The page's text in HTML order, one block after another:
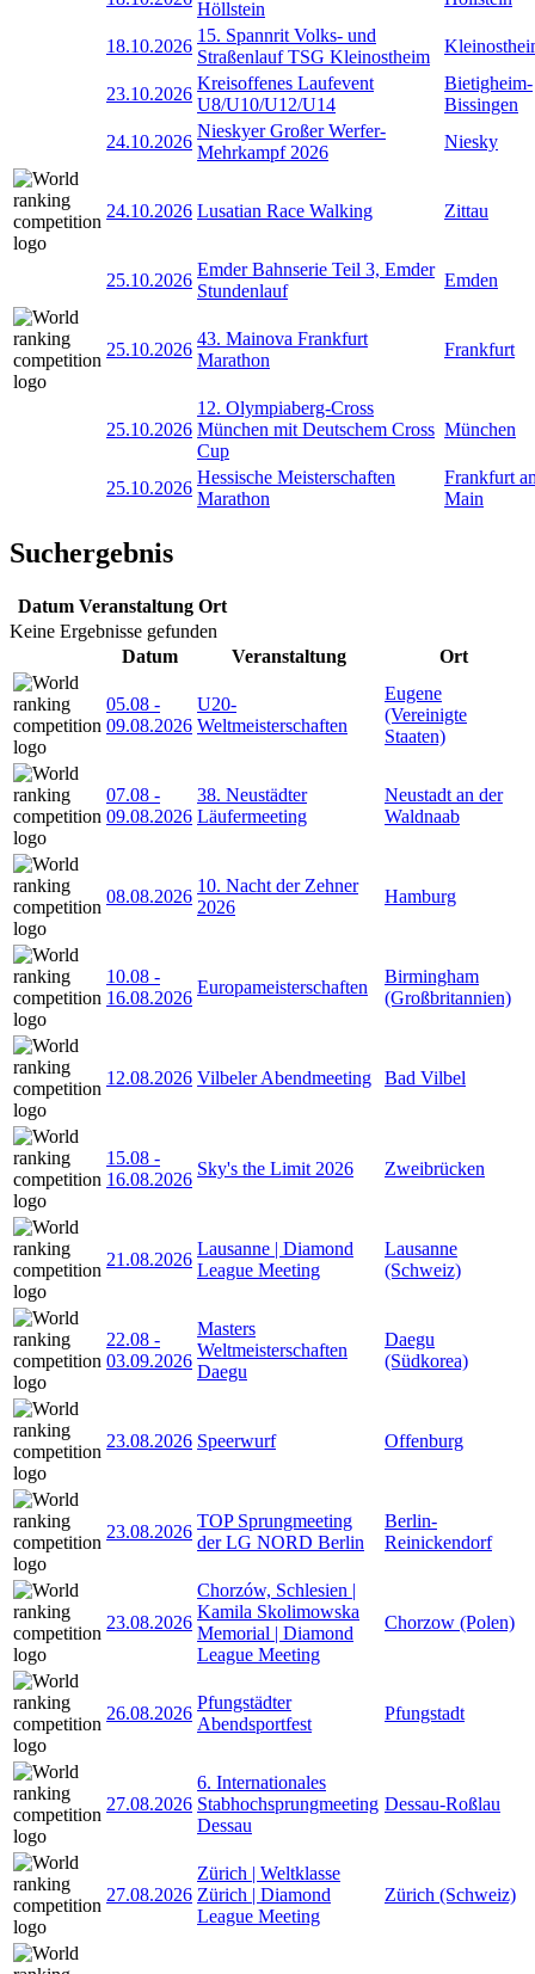
Höllstein
18.10.2026
15. Spannrit Volks- und
Straßenlauf TSG Kleinostheim
23.10.2026
Kreisoffenes Laufevent
U8/U10/U12/U14
Bietigheim-
Bissingen
24.10.2026
Nieskyer Großer Werfer-
Mehrkampf 2026
Niesky
24.10.2026 Lusatian Race Walking Zittau
25.10.2026
Emder Bahnserie Teil 3, Emder
Stundenlauf
Emden
25.10.2026
43. Mainova Frankfurt
Marathon
Frankfurt
25.10.2026
12. Olympiaberg-Cross
München mit Deutschem Cross
Cup
München
25.10.2026
Hessische Meisterschaften
Marathon
Frankfurt
Main
Suchergebnis
Datum Veranstaltung Ort
Keine Ergebnisse gefunden
Datum
Veranstaltung Ort
05.08 -
09.08.2026
U20-
Weltmeisterschaften
Eugene
(Vereinigte
Staaten)
07.08 -
09.08.2026
38. Neustädter
Läufermeeting
Neustadt an der
Waldnaab
08.08.2026
10. Nacht der Zehner
2026
Hamburg
10.08 -
16.08.2026
Europameisterschaften
Birmingham
(Großbritannien)
12.08.2026 Vilbeler Abendmeeting Bad Vilbel
15.08 -
16.08.2026
Sky's the Limit 2026 Zweibrücken
21.08.2026
Lausanne | Diamond
League Meeting
Lausanne
(Schweiz)
22.08 -
03.09.2026
Masters
Weltmeisterschaften
Daegu
Daegu
(Südkorea)
23.08.2026 Speerwurf Offenburg
23.08.2026
TOP Sprungmeeting
der LG NORD Berlin
Berlin-
Reinickendorf
23.08.2026
Chorzów, Schlesien |
Kamila Skolimowska
Memorial | Diamond
League Meeting
Chorzow (Polen)
26.08.2026
Pfungstädter
Abendsportfest
Pfungstadt
27.08.2026
6. Internationales
Stabhochsprungmeeting
Dessau
Dessau-Roßlau
27.08.2026
Zürich | Weltklasse
Zürich | Diamond
League Meeting
Zürich (Schweiz)